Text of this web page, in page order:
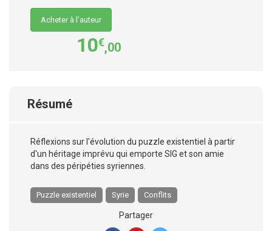
Acheter à l’auteur
10€,00
Résumé
Réflexions sur l'évolution du puzzle existentiel à partir
d'un héritage imprévu qui emporte SIG et son amie
dans des péripéties syriennes.
Puzzle existentiel Syrie Conflits
Partager